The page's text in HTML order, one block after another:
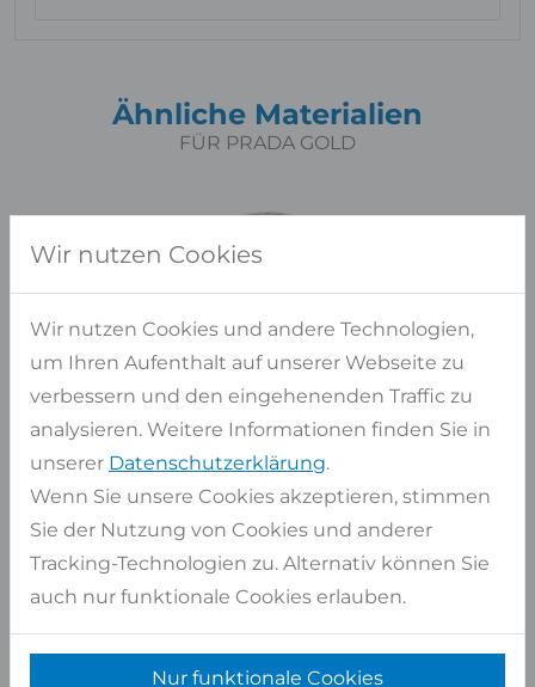
Ähnliche Materialien
FÜR PRADA GOLD
Wir nutzen Cookies
Wir nutzen Cookies und andere Technologien,
um Ihren Aufenthalt auf unserer Webseite zu
verbessern und den eingehenenden Traffic zu
analysieren. Weitere Informationen finden Sie in
unserer Datenschutzerklärung.
Wenn Sie unsere Cookies akzeptieren, stimmen
Sie der Nutzung von Cookies und anderer
Tracking-Technologien zu. Alternativ können Sie
auch nur funktionale Cookies erlauben.
Nur funktionale Cookies